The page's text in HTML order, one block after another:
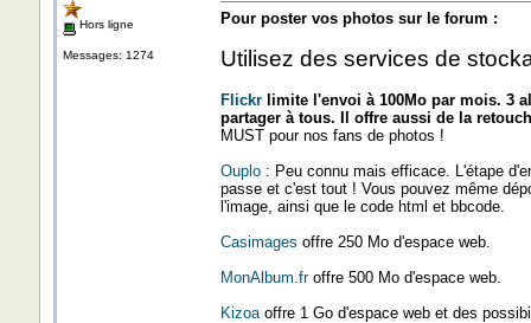
Hors ligne
Messages: 1274
Pour poster vos photos sur le forum :
Utilisez des services de
Flickrlimite l'envoi à 100Mo par mois. 3
partager à tous. Il offre aussi de la
MUST pour nos fans de photos !
Ouplo: Peu connu mais efficace. L'étape
passe et c'est tout ! Vous pouvez même
l'image, ainsi que le code html et bbcode.
Casimages offre 250 Mo d'espace web.
MonAlbum.froffre 500 Mo d'espace web.
Kizoaoffre 1 Go d'espace web et des